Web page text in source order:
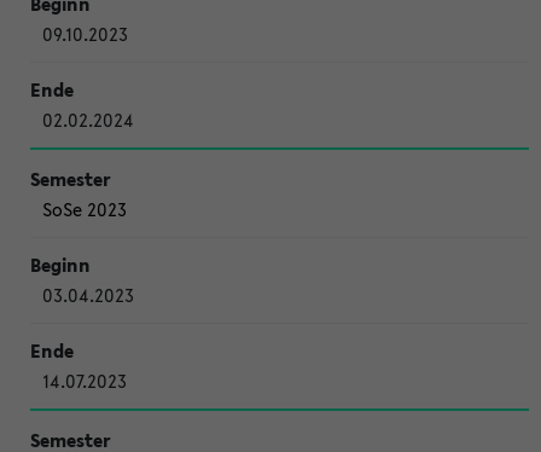
09.10.2023
02.02.2024
SoSe 2023
03.04.2023
14.07.2023